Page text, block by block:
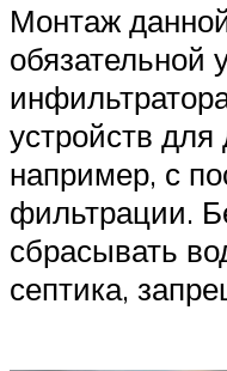
Монтаж
обязательной
устройств
например, с
фильтрации.
сбрасывать
септика,